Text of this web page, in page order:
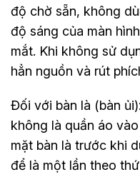
độ chờ sẵn, không
độ sáng của màn
mắt. Khi không sử
hẳn nguồn và rút
Đối với bàn là (bàn
không là quần áo
mặt bàn là trước khi
để là một lần theo